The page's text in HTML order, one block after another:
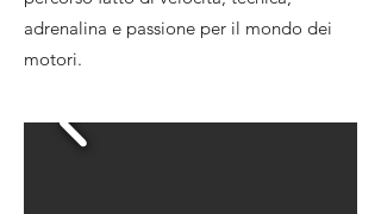
adrenalina e passione per il mondo dei
motori.